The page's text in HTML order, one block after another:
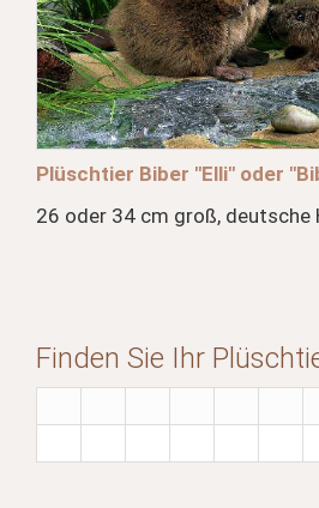
Plüschtier Biber "Elli" oder
26 oder 34 cm groß, deutsche
Finden Sie Ihr